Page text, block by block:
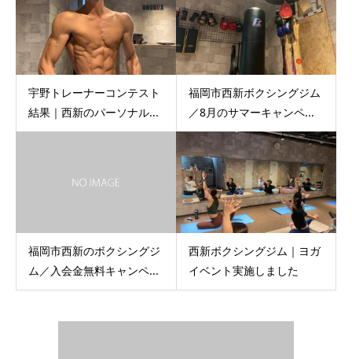
宇野トレーナーコンテスト
結果｜西新のパーソナル...
福岡市西新ボクシングジム
／8月のサマーキャンペ...
福岡市西新のボクシングジ
ム／入会金無料キャンペ...
西新ボクシングジム｜ヨガ
イベント実施しました